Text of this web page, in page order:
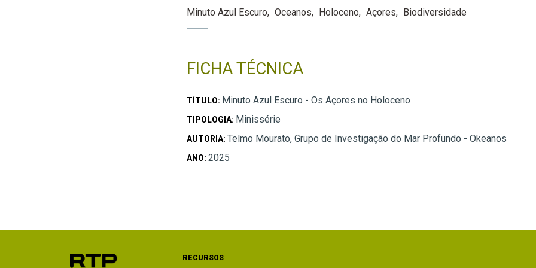
Minuto Azul Escuro Oceanos Holoceno Açores Biodiversidade
FICHA TÉCNICA
TÍTULO: Minuto Azul Escuro - Os Açores no Holoceno
TIPOLOGIA: Minissérie
AUTORIA: Telmo Mourato, Grupo de Investigação do Mar Profundo - Okeanos
ANO: 2025
RECURSOS